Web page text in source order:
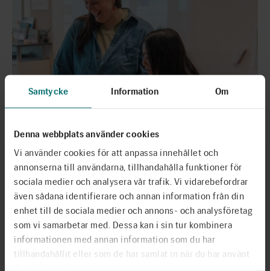
Samtycke Information Om
Denna webbplats använder cookies
Vi använder cookies för att anpassa innehållet och
annonserna till användarna, tillhandahålla funktioner för
sociala medier och analysera vår trafik. Vi vidarebefordrar
även sådana identifierare och annan information från din
enhet till de sociala medier och annons- och analysföretag
som vi samarbetar med. Dessa kan i sin tur kombinera
informationen med annan information som du har
tillhandahållit eller som de har samlat in när du har använt
Pennsvärdet 2025 – Alonnika Ritchey
2025 års mottagare av lärarpriset Pennsvärdet är Alonnika
Ritchey, lärare på Bjurslättsskolan i Göteborg. Med ett
arbetssätt där språk, rörelse och kritiskt tänkande samverkar
skapar hon en undervisning som är…
Läs mer